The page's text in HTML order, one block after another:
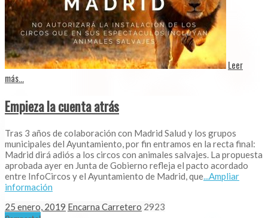
Leer
más...
Empieza la cuenta atrás
Tras 3 años de colaboración con Madrid Salud y los grupos
municipales del Ayuntamiento, por fin entramos en la recta final:
Madrid dirá adiós a los circos con animales salvajes. La propuesta
aprobada ayer en Junta de Gobierno refleja el pacto acordado
entre InfoCircos y el Ayuntamiento de Madrid, que...Ampliar
información
25 enero, 2019 Encarna Carretero 2923